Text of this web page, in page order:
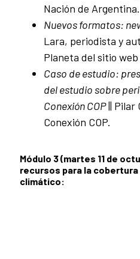
Nación de Argentina.
Nuevos formatos:
Lara, periodista y
Planeta del sitio
Caso de estudio:
del estudio sobre
Conexión COP|| Pilar
Conexión COP.
Módulo 3 (martes 11 de
recursos para la
climático: